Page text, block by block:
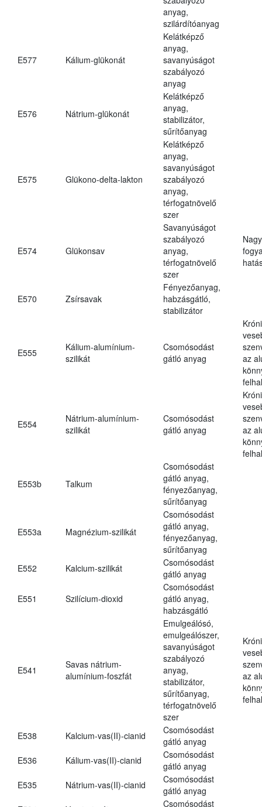
anyag,
szilárdítóanyag
E577 Kálium-glükonát
Kelátképző
anyag,
savanyúságot
szabályozó
anyag
E576 Nátrium-glükonát
Kelátképző
anyag,
stabilizátor,
sűrítőanyag
E575 Glükono-delta-lakton
Kelátképző
anyag,
savanyúságot
szabályozó
anyag,
térfogatnövelő
szer
E574 Glükonsav
Savanyúságot
szabályozó
anyag,
térfogatnövelő
szer
E570 Zsírsavak
Fényezőanyag,
habzásgátló,
stabilizátor
E555
Kálium-alumínium-
szilikát
Csomósodást
gátló anyag
az
E554
Nátrium-alumínium-
szilikát
Csomósodást
gátló anyag
az
E553b Talkum
Csomósodást
gátló anyag,
fényezőanyag,
sűrítőanyag
E553a Magnézium-szilikát
Csomósodást
gátló anyag,
fényezőanyag,
sűrítőanyag
E552
Kalcium-szilikát
Csomósodást
gátló anyag
E551 Szilícium-dioxid
Csomósodást
gátló anyag,
habzásgátló
E541
Savas nátrium-
alumínium-foszfát
Emulgeálósó,
emulgeálószer,
savanyúságot
szabályozó
anyag,
stabilizátor,
sűrítőanyag,
térfogatnövelő
szer
az
E538 Kalcium-vas(II)-cianid
Csomósodást
gátló anyag
E536
Kálium-vas(II)-cianid
Csomósodást
gátló anyag
E535
Nátrium-vas(II)-cianid
Csomósodást
gátló anyag
Csomósodást